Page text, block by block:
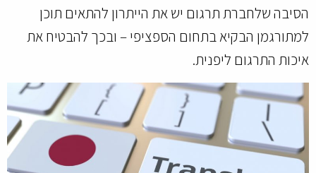
הסיבה שלחברת תרגום יש את הייתרון להתאים תוכן
למתורגמן הבקיא בתחום הספציפי – ובכך להבטיח את
איכות התרגום ליפנית.